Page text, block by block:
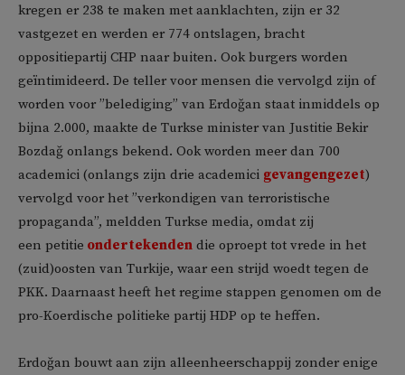
kregen er 238 te maken met aanklachten, zijn er 32
vastgezet en werden er 774 ontslagen, bracht
oppositiepartij CHP naar buiten. Ook burgers worden
geïntimideerd. De teller voor mensen die vervolgd zijn of
worden voor ”belediging” van Erdoğan staat inmiddels op
bijna 2.000, maakte de Turkse minister van Justitie Bekir
Bozdağ onlangs bekend. Ook worden meer dan 700
academici (onlangs zijn drie academici gevangengezet)
vervolgd voor het ”verkondigen van terroristische
propaganda”, meldden Turkse media, omdat zij
een petitie ondertekenden die oproept tot vrede in het
(zuid)oosten van Turkije, waar een strijd woedt tegen de
PKK. Daarnaast heeft het regime stappen genomen om de
pro-Koerdische politieke partij HDP op te heffen.
Erdoğan bouwt aan zijn alleenheerschappij zonder enige